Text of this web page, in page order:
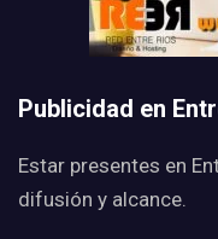
Publicidad en
Estar presentes en
difusión y alcance.